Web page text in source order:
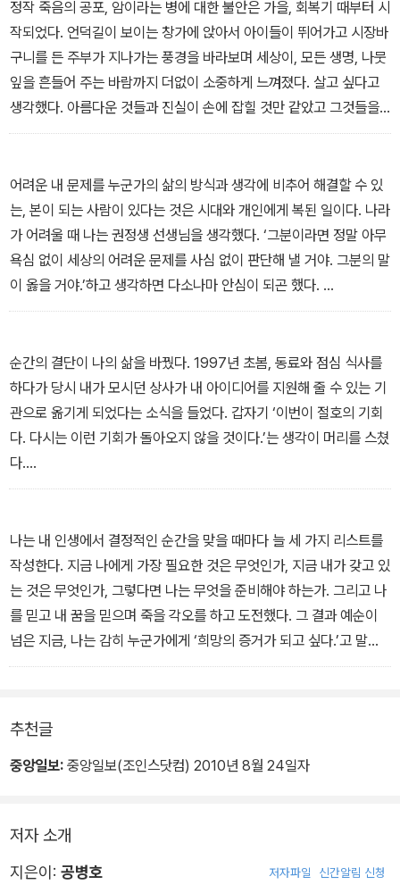
서의 삶을 선택할 수밖에 없었던 운명적 대면의 순간 등 25인의 기적
같은 순간들이 담겨 있다.
정작 죽음의 공포, 암이라는 병에 대한 불안은 가을, 회복기 때부터 시
작되었다. 언덕길이 보이는 창가에 앉아서 아이들이 뛰어가고 시장바
구니를 든 주부가 지나가는 풍경을 바라보며 세상이, 모든 생명, 나뭇
잎을 흔들어 주는 바람까지 더없이 소중하게 느껴졌다. 살고 싶다고
생각했다. 아름다운 것들과 진실이 손에 잡힐 것만 같았고 그것들을
위해 좀 더 일을 했으면 싶었다.
어려운 내 문제를 누군가의 삶의 방식과 생각에 비추어 해결할 수 있
는, 본이 되는 사람이 있다는 것은 시대와 개인에게 복된 일이다. 나라
가 어려울 때 나는 권정생 선생님을 생각했다. ‘그분이라면 정말 아무
욕심 없이 세상의 어려운 문제를 사심 없이 판단해 낼 거야. 그분의 말
이 옳을 거야.’하고 생각하면 다소나마 안심이 되곤 했다.
- 김용택, <가난하지만 결코 누추하지 않은 사람>에서
순간의 결단이 나의 삶을 바꿨다. 1997년 초봄, 동료와 점심 식사를
하다가 당시 내가 모시던 상사가 내 아이디어를 지원해 줄 수 있는 기
관으로 옮기게 되었다는 소식을 들었다. 갑자기 ‘이번이 절호의 기회
다. 다시는 이런 기회가 돌아오지 않을 것이다.’는 생각이 머리를 스쳤
다.
- 공병호, <순간의 결단이 삶을 바꾼다>에서
나는 내 인생에서 결정적인 순간을 맞을 때마다 늘 세 가지 리스트를
작성한다. 지금 나에게 가장 필요한 것은 무엇인가, 지금 내가 갖고 있
는 것은 무엇인가, 그렇다면 나는 무엇을 준비해야 하는가. 그리고 나
를 믿고 내 꿈을 믿으며 죽을 각오를 하고 도전했다. 그 결과 예순이
넘은 지금, 나는 감히 누군가에게 ‘희망의 증거가 되고 싶다.’고 말할
수 있게 되었다.
추천글
중앙일보: 중앙일보(조인스닷컴) 2010년 8월 24일자
저자 소개
지은이: 공병호 저자파일 신간알림 신청